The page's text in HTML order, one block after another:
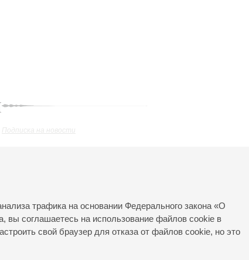
Подписка на новости
трафика на основании Федерального закона «О
соглашаетесь на использование файлов cookie в
свой браузер для отказа от файлов cookie, но это
11:00 до 20:30